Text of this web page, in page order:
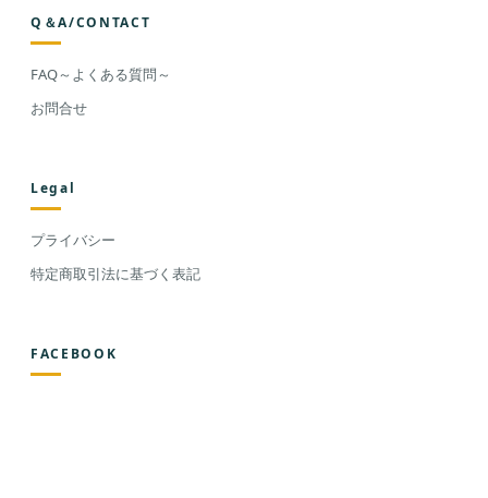
Q＆A/CONTACT
FAQ～よくある質問～
お問合せ
Legal
プライバシー
特定商取引法に基づく表記
FACEBOOK